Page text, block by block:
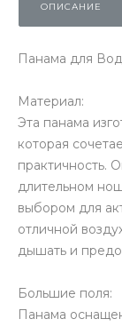
ОПИСАНИЕ
Панама для
Материал:
Эта панама
которая
практичность.
длительном
выбором для
отличной
дышать и
Большие поля:
Панама